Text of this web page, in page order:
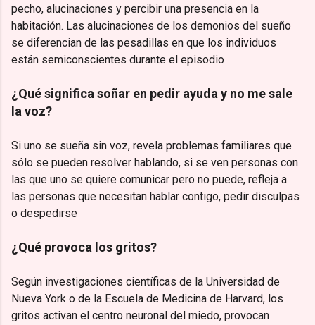
pecho, alucinaciones y percibir una presencia en la
habitación. Las alucinaciones de los demonios del sueño
se diferencian de las pesadillas en que los individuos
están semiconscientes durante el episodio
¿Qué significa soñar en pedir ayuda y no me sale
la voz?
Si uno se sueña sin voz, revela problemas familiares que
sólo se pueden resolver hablando, si se ven personas con
las que uno se quiere comunicar pero no puede, refleja a
las personas que necesitan hablar contigo, pedir disculpas
o despedirse
¿Qué provoca los gritos?
Según investigaciones científicas de la Universidad de
Nueva York o de la Escuela de Medicina de Harvard, los
gritos activan el centro neuronal del miedo, provocan